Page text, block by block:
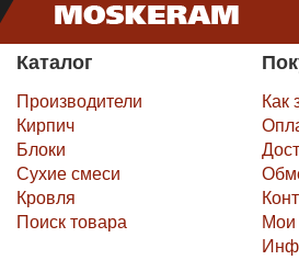
Каталог
Производители
Кирпич
Блоки
Сухие смеси
Кровля
Поиск товара
Как
Мои